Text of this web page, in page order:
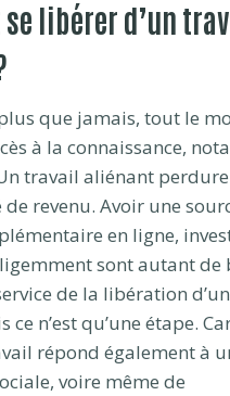
se libérer d’un
que jamais, tout le
à la connaissance,
travail aliénant
de revenu. Avoir une
en ligne,
sont autant de
de la libération
n’est qu’une étape.
répond également à
voire même de